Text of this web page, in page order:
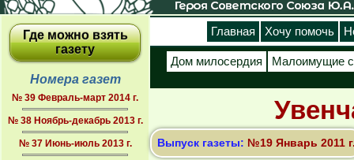
Где можно взять
газету
Номера газет
№ 39 Февраль-март 2014 г.
№ 38 Ноябрь-декабрь 2013 г.
№ 37 Июнь-июль 2013 г.
Главная Хочу помочь
Дом милосердия Малоимущие
Выпуск газеты: №19 Январь 2011